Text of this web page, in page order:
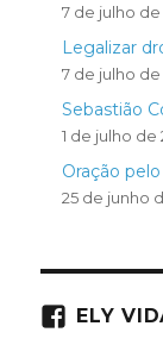
7 de julho de
Legalizar
7 de julho de
Sebastião
1 de julho de
Oração
25 de junho
ELY